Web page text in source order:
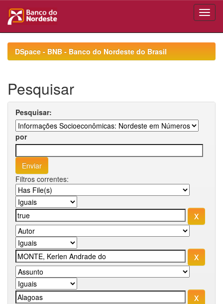
navigationDSpace - BNB - Banco do Nordeste do Brasil
Pesquisar
Pesquisar:
por
Filtros correntes: